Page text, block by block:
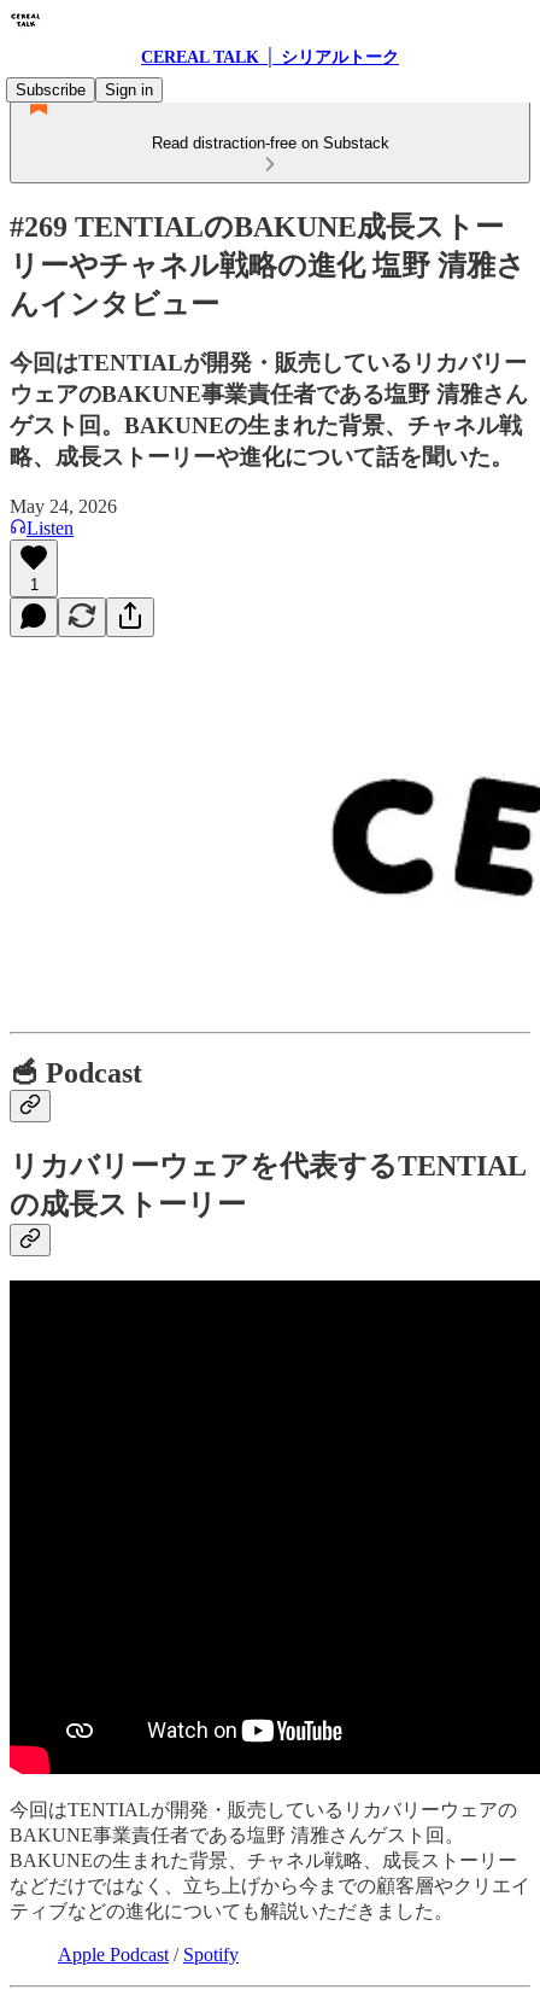
CEREAL TALK │ シリアルトーク
Subscribe
Sign in
Read distraction-free on Substack
#269 TENTIALのBAKUNE成長ストー
リーやチャネル戦略の進化 塩野 清雅さ
んインタビュー
今回はTENTIALが開発・販売しているリカバリー
ウェアのBAKUNE事業責任者である塩野 清雅さん
ゲスト回。BAKUNEの生まれた背景、チャネル戦
略、成長ストーリーや進化について話を聞いた。
May 24, 2026
Listen
1
🥣 Podcast
リカバリーウェアを代表するTENTIAL
の成長ストーリー
今回はTENTIALが開発・販売しているリカバリーウェアの
BAKUNE事業責任者である塩野 清雅さんゲスト回。
BAKUNEの生まれた背景、チャネル戦略、成長ストーリー
などだけではなく、立ち上げから今までの顧客層やクリエイ
ティブなどの進化についても解説いただきました。
Apple Podcast / Spotify